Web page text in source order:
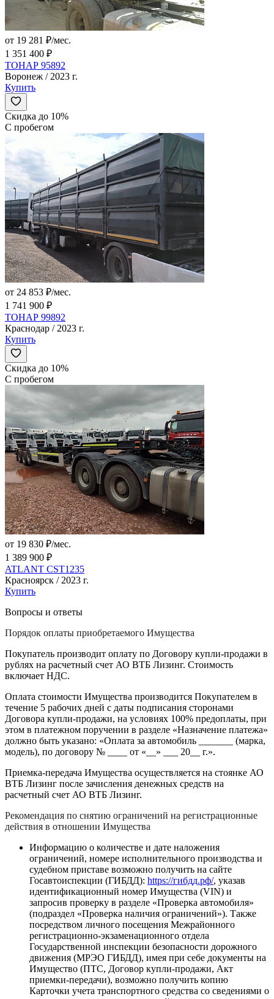
от 19 281 ₽/мес.
1 351 400 ₽
ТОНАР 95892
Воронеж / 2023 г.
Купить
Скидка до 10%
С пробегом
от 24 853 ₽/мес.
1 741 900 ₽
ТОНАР 99892
Краснодар / 2023 г.
Купить
Скидка до 10%
С пробегом
от 19 830 ₽/мес.
1 389 900 ₽
ATLANT CST1235
Красноярск / 2023 г.
Купить
Вопросы и ответы
Порядок оплаты приобретаемого Имущества
Покупатель производит оплату по Договору купли-продажи в
рублях на расчетный счет АО ВТБ Лизинг. Стоимость
включает НДС.
Оплата стоимости Имущества производится Покупателем в
течение 5 рабочих дней с даты подписания сторонами
Договора купли-продажи, на условиях 100% предоплаты, при
этом в платежном поручении в разделе «Назначение платежа»
должно быть указано: «Оплата за автомобиль _______ (марка,
модель), по договору № ____ от «__» ___ 20__ г.».
Приемка-передача Имущества осуществляется на стоянке АО
ВТБ Лизинг после зачисления денежных средств на
расчетный счет АО ВТБ Лизинг.
Рекомендация по снятию ограничений на регистрационные
действия в отношении Имущества
Информацию о количестве и дате наложения
ограничений, номере исполнительного производства и
судебном приставе возможно получить на сайте
Госавтоиспекции (ГИБДД): https://гибдд.рф/, указав
идентификационный номер Имущества (VIN) и
запросив проверку в разделе «Проверка автомобиля»
(подраздел «Проверка наличия ограничений»). Также
посредством личного посещения Межрайонного
регистрационно-экзаменационного отдела
Государственной инспекции безопасности дорожного
движения (МРЭО ГИБДД), имея при себе документы на
Имущество (ПТС, Договор купли-продажи, Акт
приемки-передачи), возможно получить копию
Карточки учета транспортного средства со сведениями о